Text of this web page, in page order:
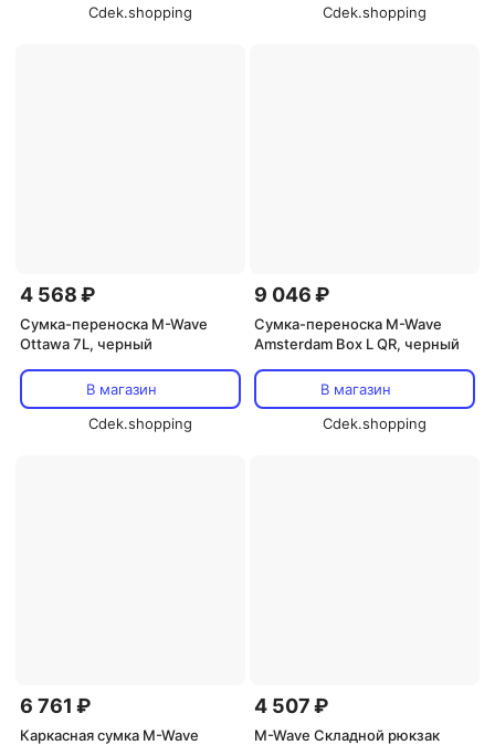
Cdek.shopping
Cdek.shopping
4 568 ₽
Сумка-переноска M-Wave
Ottawa 7L, черный
В магазин
Cdek.shopping
9 046 ₽
Сумка-переноска M-Wave
Amsterdam Box L QR, черный
В магазин
Cdek.shopping
6 761 ₽
Каркасная сумка M-Wave
4 507 ₽
M-Wave Складной рюкзак